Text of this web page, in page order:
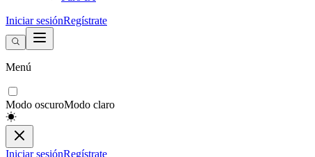
Iniciar sesiónRegístrate
Menú
Modo oscuroModo claro
Iniciar sesiónRegístrate